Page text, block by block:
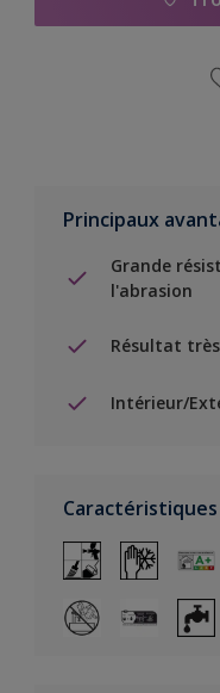
Principaux
Grande
l'abrasion
Résultat
Intérieur/